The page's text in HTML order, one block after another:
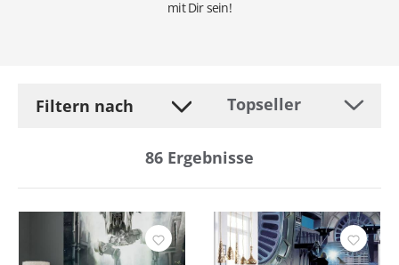
mit Dir sein!
Filtern nach
86 Ergebnisse
Befestigung